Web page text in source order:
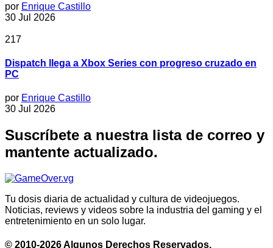
por Enrique Castillo
30 Jul 2026
217
Dispatch llega a Xbox Series con progreso cruzado en
PC
por Enrique Castillo
30 Jul 2026
Suscríbete a nuestra lista de correo y
mantente actualizado.
Tu dosis diaria de actualidad y cultura de videojuegos.
Noticias, reviews y videos sobre la industria del gaming y el
entretenimiento en un solo lugar.
© 2010-2026 Algunos Derechos Reservados.